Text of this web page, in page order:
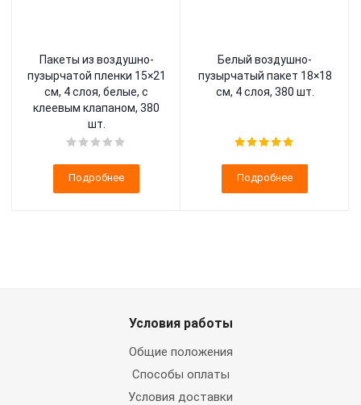
Пакеты из воздушно-
пузырчатой пленки 15×21
см, 4 слоя, белые, с
клеевым клапаном, 380
шт.
Подробнее
Белый воздушно-
пузырчатый пакет 18×18
см, 4 слоя, 380 шт.
Подробнее
Условия работы
Общие положения
Способы оплаты
Условия доставки